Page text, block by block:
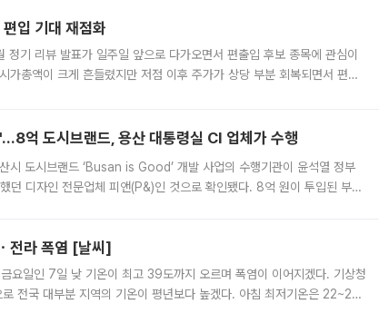
입 기대 재점화
기 리뷰 발표가 일주일 앞으로 다가오면서 편출입 후보 종목에 관심이
가총액이 크게 흔들렸지만 저점 이후 주가가 상당 부분 회복되면서 편입
억 도시브랜드, 용산 대통령실 CI 업체가 수행
시 도시브랜드 ‘Busan is Good’ 개발 사업의 수행기관이 윤석열 정부
던 디자인 전문업체 피앤(P&)인 것으로 확인됐다. 8억 원이 투입된 부산
전라 폭염 [날씨]
금요일인 7일 낮 기온이 최고 39도까지 오르며 폭염이 이어지겠다. 기상청
전국 대부분 지역의 기온이 평년보다 높겠다. 아침 최저기온은 22~27